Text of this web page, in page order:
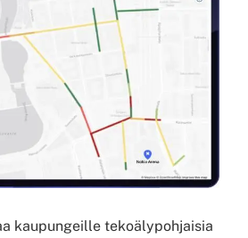
kaupungeille tekoälypohjaisia